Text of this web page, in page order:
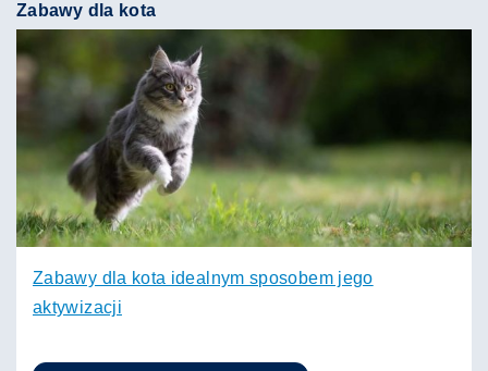
Zabawy dla kota
Zabawy dla kota idealnym sposobem jego
aktywizacji